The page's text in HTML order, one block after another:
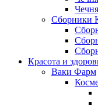
Сборники
Красота и
Ваки Фарм